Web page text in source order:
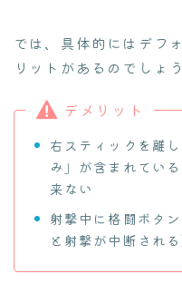
では、具体的にはデフ
リットがあるのでしょ
デメリット
右スティックを離
み」が含まれてい
来ない
射撃中に格闘ボタ
と射撃が中断される